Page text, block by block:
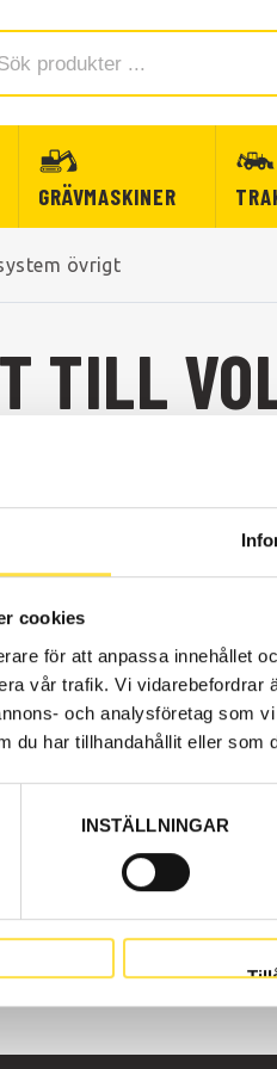
cookies
för att anpassa innehållet
vår trafik. Vi vidarebefordrar
och analysföretag som
du har tillhandahållit eller
INSTÄLLNINGAR
GRÄVMASKINER
övrigt
TILL
TILL
hos oss på BA
original. Vi har